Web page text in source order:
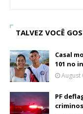
TALVEZ VOCÊ
Casal
101 no
August
PF